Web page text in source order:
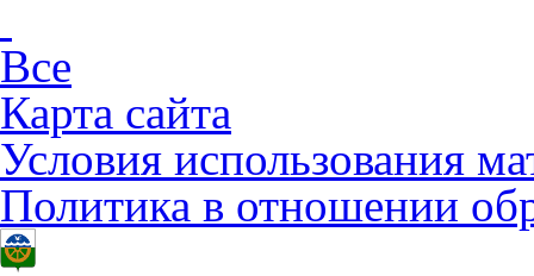
Все
Карта сайта
Условия использования
Политика в отношении